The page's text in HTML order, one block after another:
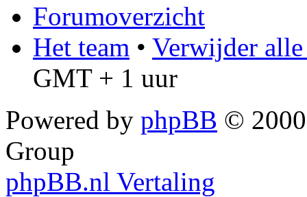
Forumoverzicht
Het team • Verwijder
GMT + 1 uur
Powered by phpBB ©
Group
phpBB.nl Vertaling